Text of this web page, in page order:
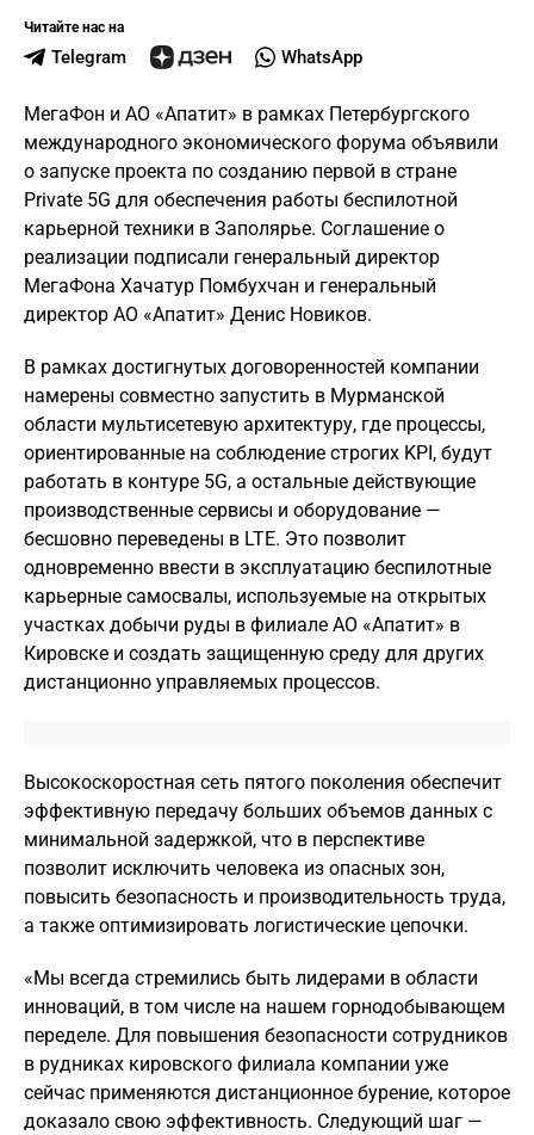
Читайте нас на
Telegram WhatsApp
МегаФон и АО «Апатит» в рамках Петербургского
международного экономического форума объявили
о запуске проекта по созданию первой в стране
Private 5G для обеспечения работы беспилотной
карьерной техники в Заполярье. Соглашение о
реализации подписали генеральный директор
МегаФона Хачатур Помбухчан и генеральный
директор АО «Апатит» Денис Новиков.
В рамках достигнутых договоренностей компании
намерены совместно запустить в Мурманской
области мультисетевую архитектуру, где процессы,
ориентированные на соблюдение строгих KPI, будут
работать в контуре 5G, а остальные действующие
производственные сервисы и оборудование —
бесшовно переведены в LTE. Это позволит
одновременно ввести в эксплуатацию беспилотные
карьерные самосвалы, используемые на открытых
участках добычи руды в филиале АО «Апатит» в
Кировске и создать защищенную среду для других
дистанционно управляемых процессов.
Высокоскоростная сеть пятого поколения обеспечит
эффективную передачу больших объемов данных с
минимальной задержкой, что в перспективе
позволит исключить человека из опасных зон,
повысить безопасность и производительность труда,
а также оптимизировать логистические цепочки.
«Мы всегда стремились быть лидерами в области
инноваций, в том числе на нашем горнодобывающем
переделе. Для повышения безопасности сотрудников
в рудниках кировского филиала компании уже
сейчас применяются дистанционное бурение, которое
доказало свою эффективность. Следующий шаг —